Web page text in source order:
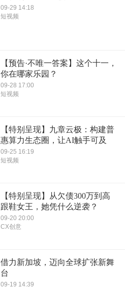
09-29 14:18
短视频
【预告·不唯一答案】这个十一，
你在哪家乐园？
09-28 17:00
短视频
【特别呈现】九章云极：构建普
惠算力生态圈，让AI触手可及
09-25 16:19
短视频
【特别呈现】从欠债300万到高
跟鞋女王，她凭什么逆袭？
09-20 20:00
CX创意
借力新加坡，迈向全球扩张新舞
台
09-19 14:39